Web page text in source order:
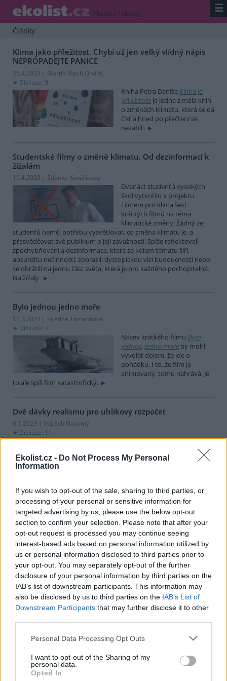
Ekolist.cz - Do Not Process My Personal
Information
If you wish to opt-out of the sale, sharing to third parties, or
processing of your personal or sensitive information for
targeted advertising by us, please use the below opt-out
section to confirm your selection. Please note that after your
opt-out request is processed you may continue seeing
interest-based ads based on personal information utilized by
us or personal information disclosed to third parties prior to
your opt-out. You may separately opt-out of the further
disclosure of your personal information by third parties on the
IAB’s list of downstream participants. This information may
also be disclosed by us to third parties on the IAB’s List of
Downstream Participants that may further disclose it to other
Personal Data Processing Opt Outs
I want to opt-out of the Sharing of my
personal data.
Opted In
/ kultura / články ☰
Články
Klima jako příležitost. Chybí už jen velký vlídný nápis
NEPROPADEJTE PANICE
25.4.2023 | Martin Mach Ondřej
Diskuse: 9
Kniha Petra Daniše Klima je
příležitost je jedna z mála knih
o změnách klimatu, která se dá
číst a hned po přečtení se
nezabít.
Studentské filmy o změně klimatu. Od dezinformací k
žížalám
16.4.2023 | Zdeňka Kováříková
Dvanáct studentů vysokých
škol vytvořilo v projektu
Filmem pro klima šest
krátkých filmů na téma
klimatické změny. Žádný ze
studentů neměl potřebu vysvětlovat, co změna klimatu je, a
přesvědčovat své publikum o její závažnosti. Spíše reflektovali
zpochybňování a dezinformace, které se kolem tématu šíří,
absurditu nečinnosti, zobrazili dystopickou vizi budoucnosti nebo
se obrátili na jednu část světa, která je pro každého pochopitelná.
Na žížaly.
Bylo jednou jedno moře
11.3.2023 | Kristína Tomanková
Diskuse: 7
Název krátkého filmu Bylo
jednou jedno mořeby mohl
vyvolat dojem, že jde o
pohádku. I to, že film je
animovaný, tomu nahrává. Je
to ale spíš film katastrofický.
Dvě dávky realismu pro uhlíkový rozpočet
6.1.2023 | Vojtěch Novotný
Diskuse: 11
Kolik počítačového času je
zapotřebí k výpočtu modelů,
které jsou nutné k tomu, aby
Možná si myslíte, že vůbec žádný, vzhledem k tomu, jak
nedostatečné údaje máme o cestách, které vedou k mnoha
takovým odvážným závazkům. Knihy Václava Smila a Billa Gatese
poskytují střízlivá hodnocení našich možností snižování emisí
uhlíku v reálném světě. Nejedná se o optimistické čtení.
Jaderná komedie
21.12.2022 | Julie Hvižďová
Diskuse: 14
Vytrvalíje triptych
dokumentárních filmů
vznikající v koprodukci s ČT,
který se věnuje přetrvávajícím
soutěžil na 48. Ročníku festivalu Ekofilm v kategorii
objektivu hlubinné úložiště jaderného odpadu a ambivalentní
vztah české společnosti k jádru.